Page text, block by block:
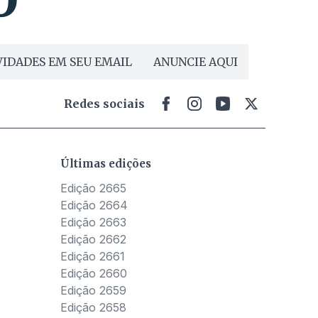
EM SEU EMAIL ANUNCIE AQUI
Redes sociais
Últimas edições
Edição 2665
Edição 2664
Edição 2663
Edição 2662
Edição 2661
Edição 2660
Edição 2659
Edição 2658